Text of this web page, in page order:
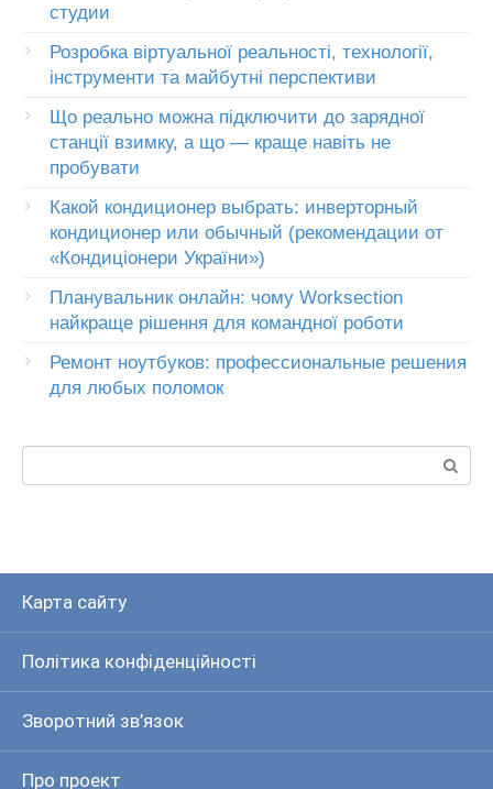
студии
Розробка віртуальної реальності, технології,
інструменти та майбутні перспективи
Що реально можна підключити до зарядної
станції взимку, а що — краще навіть не
пробувати
Какой кондиционер выбрать: инверторный
кондиционер или обычный (рекомендации от
«Кондиціонери України»)
Планувальник онлайн: чому Worksection
найкраще рішення для командної роботи
Ремонт ноутбуков: профессиональные решения
для любых поломок
Карта сайту
Політика конфіденційності
Зворотний зв’язок
Про проект